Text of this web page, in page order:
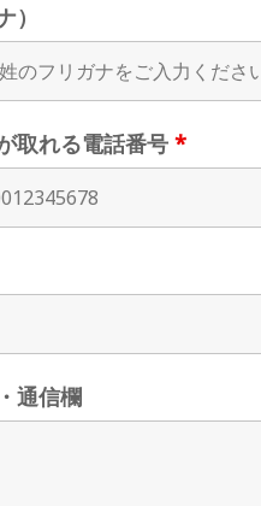
）
取れる電話番号 *
通信欄